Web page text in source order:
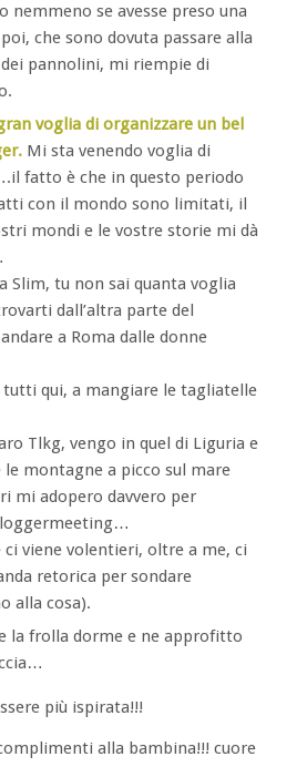
nemmeno se avesse preso una
che sono dovuta passare alla
pannolini, mi riempie di
voglia di organizzare un bel
Mi sta venendo voglia di
fatto è che in questo periodo
con il mondo sono limitati, il
mondi e le vostre storie mi dà
Slim, tu non sai quanta voglia
dall’altra parte del
a Roma dalle donne
qui, a mangiare le tagliatelle
Tlkg, vengo in quel di Liguria e
montagne a picco sul mare
mi adopero davvero per
ci viene volentieri, oltre a me, ci
retorica per sondare
alla cosa).
la frolla dorme e ne approfitto
più ispirata!!!
alla bambina!!! cuore